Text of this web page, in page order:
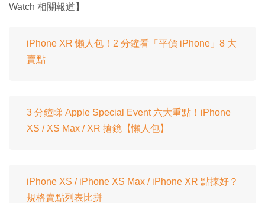
Watch 相關報道】
iPhone XR 懶人包！2 分鐘看「平價 iPhone」8 大
賣點
3 分鐘睇 Apple Special Event 六大重點！iPhone
XS / XS Max / XR 搶鏡【懶人包】
iPhone XS / iPhone XS Max / iPhone XR 點揀好？
規格賣點列表比拼